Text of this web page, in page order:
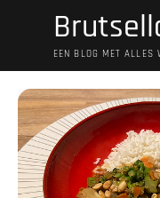
EEN BLOG MET ALLES